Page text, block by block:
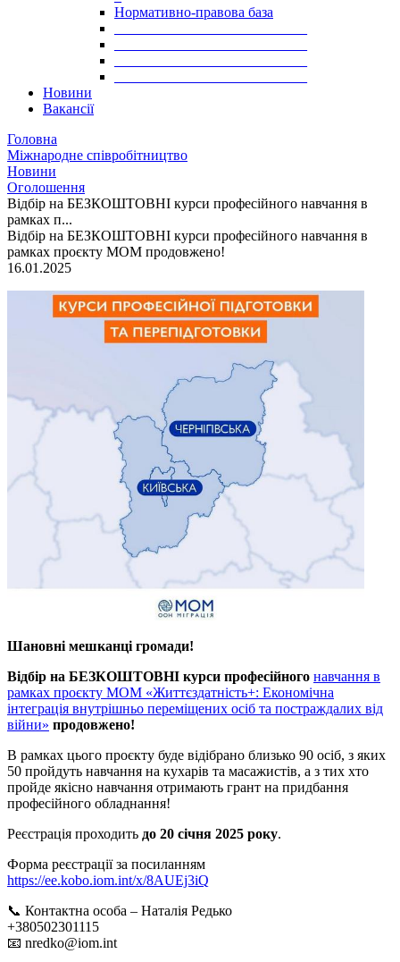
Нормативно-правова база
Новини
Вакансії
Головна
Міжнародне співробітництво
Новини
Оголошення
Відбір на БЕЗКОШТОВНІ курси професійного навчання в
рамках п...
Відбір на БЕЗКОШТОВНІ курси професійного навчання в
рамках проєкту МОМ продовжено!
16.01.2025
Шановні мешканці громади!
Відбір на БЕЗКОШТОВНІ курси професійного навчання в
рамках проєкту МОМ «Життєздатність+: Економічна
інтеграція внутрішньо переміщених осіб та постраждалих від
війни» продовжено!
В рамках цього проєкту буде відібрано близько 90 осіб, з яких
50 пройдуть навчання на кухарів та масажистів, а з тих хто
пройде якісно навчання отримають грант на придбання
професійного обладнання!
Реєстрація проходить до 20 січня 2025 року.
Форма реєстрації за посиланням
https://ee.kobo.iom.int/x/8AUEj3iQ
📞 Контактна особа – Наталія Редько
+380502301115
📧 nredko@iom.int